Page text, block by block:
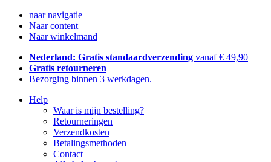
naar navigatie
Naar content
Naar winkelmand
Nederland: Gratis standaardverzending vanaf € 49,90
Gratis retourneren
Bezorging binnen 3 werkdagen.
Help
Waar is mijn bestelling?
Retourneringen
Verzendkosten
Betalingsmethoden
Contact